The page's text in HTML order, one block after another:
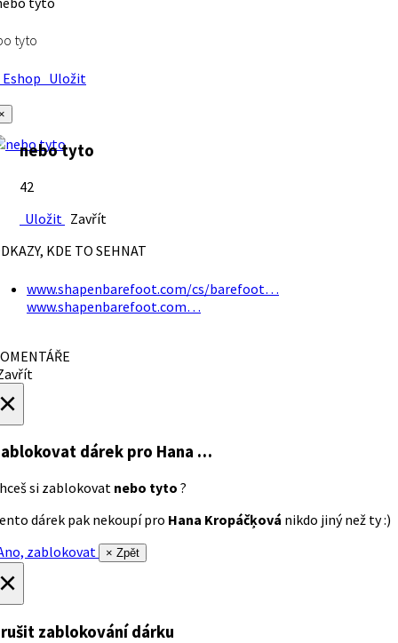
tyto
Uložit
nebo tyto
42
Uložit Zavřít
KDE TO SEHNAT
www.shapenbarefoot.com/cs/barefoot…
www.shapenbarefoot.com…
dárek pro Hana …
si zablokovat nebo tyto ?
dárek pak nekoupí pro Hana Kropáčķová nikdo jiný než ty :)
zablokovat
× Zpět
zablokování dárku